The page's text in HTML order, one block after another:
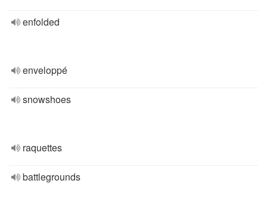
enfolded
enveloppé
snowshoes
raquettes
battlegrounds